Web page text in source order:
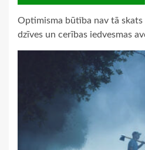
Optimisma būtība nav tā
dzīves un cerības iedvesmas